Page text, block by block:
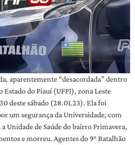
aparentemente “desacordada” dentro
Estado do Piauí (UFPI), zona Leste
deste sábado (28.01.23). Ela foi
um segurança da Universidade, com
a Unidade de Saúde do bairro Primavera,
e morreu. Agentes do 9° Batalhão